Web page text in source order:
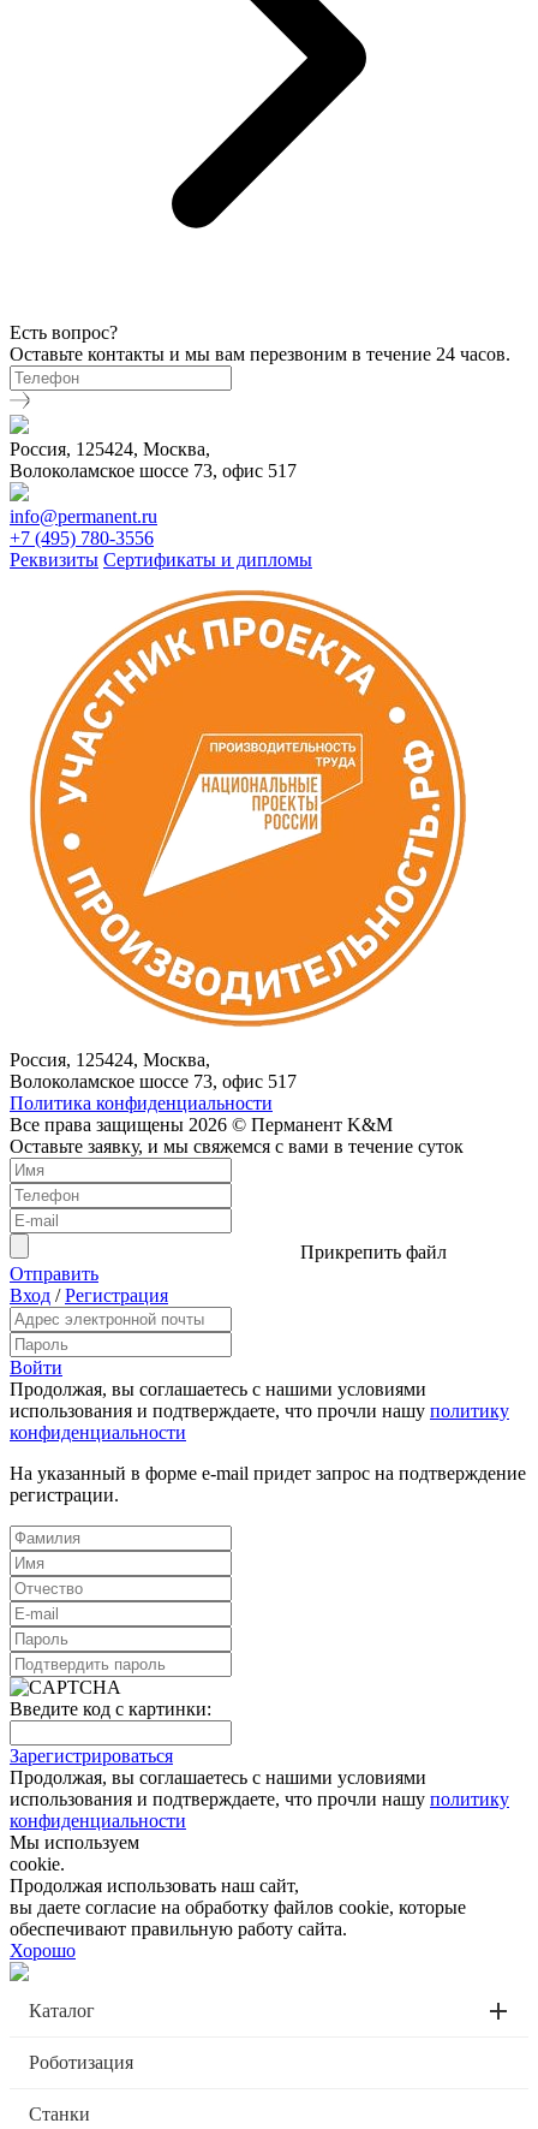
Есть вопрос?
Оставьте контакты и мы вам перезвоним в течение 24 часов.
Россия, 125424, Москва,
Волоколамское шоссе 73, офис 517
info@permanent.ru
+7 (495) 780-3556
Реквизиты Сертификаты и дипломы
Россия, 125424, Москва,
Волоколамское шоссе 73, офис 517
Политика конфиденциальности
Все права защищены 2026 © Перманент K&M
Оставьте заявку, и мы свяжемся с вами в течение суток
Прикрепить файл
Отправить
Вход /Регистрация
Войти
Продолжая, вы соглашаетесь с нашими условиями
использования и подтверждаете, что прочли нашу политику
конфиденциальности
На указанный в форме e-mail придет запрос на подтверждение
регистрации.
Введите код с картинки:
Зарегистрироваться
Продолжая, вы соглашаетесь с нашими условиями
использования и подтверждаете, что прочли нашу политику
конфиденциальности
Мы используем
cookie.
Продолжая использовать наш сайт,
вы даете согласие на обработку файлов cookie, которые
обеспечивают правильную работу сайта.
Хорошо
Каталог
Роботизация
Станки